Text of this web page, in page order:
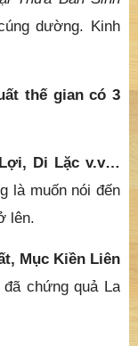
thế gian có 3
Di Lặc v.v…
muốn nói đến
Mục Kiền Liên
chứng quả La
tựu biệt giải
đầy đủ chánh